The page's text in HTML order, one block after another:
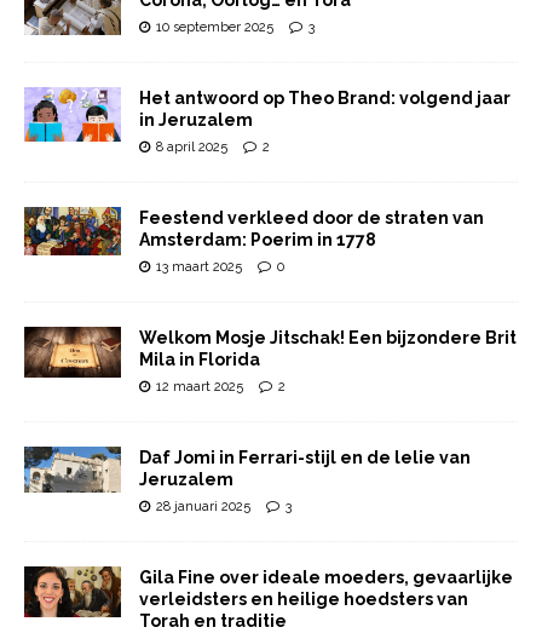
10 september 2025 3
Het antwoord op Theo Brand: volgend jaar
in Jeruzalem
8 april 2025 2
Feestend verkleed door de straten van
Amsterdam: Poerim in 1778
13 maart 2025 0
Welkom Mosje Jitschak! Een bijzondere Brit
Mila in Florida
12 maart 2025 2
Daf Jomi in Ferrari-stijl en de lelie van
Jeruzalem
28 januari 2025 3
Gila Fine over ideale moeders, gevaarlijke
verleidsters en heilige hoedsters van
Torah en traditie